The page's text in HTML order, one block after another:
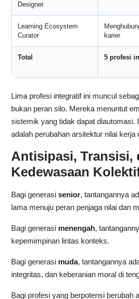
Designer
Learning Ecosystem
Curator
karier
Total 5 profesi
Lima profesi integratif ini muncul
bukan peran silo. Mereka menuntut
sistemik yang tidak dapat diautomasi.
adalah perubahan arsitektur nilai kerja
Antisipasi, Transisi,
Kedewasaan
Bagi generasi senior, tantangannya
lama menuju peran penjaga nilai dan
Bagi generasi menengah,
kepemimpinan lintas konteks.
Bagi generasi muda, tantangannya
integritas, dan keberanian moral di
Bagi profesi yang berpotensi berubah